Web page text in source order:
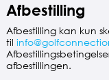
Afbestilling
Afbestilling kan kun
til
afbestillingen.